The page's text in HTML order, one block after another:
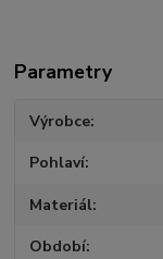
Parametry
Výrobce
Pohlaví
Materiál
Období